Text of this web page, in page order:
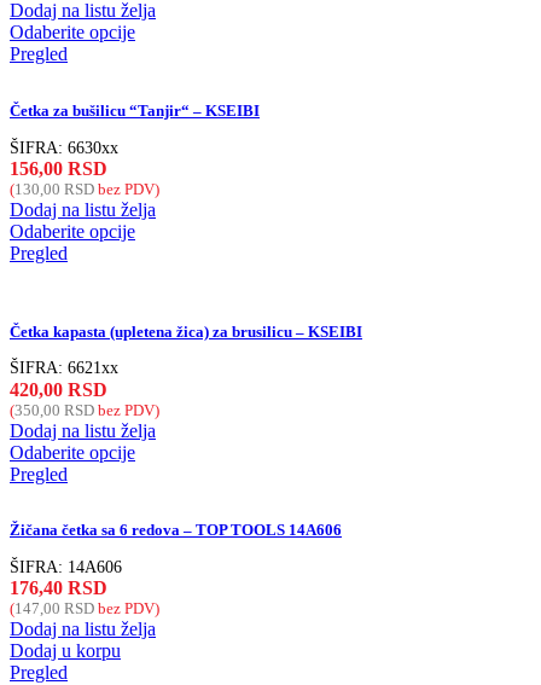
Dodaj na listu želja
Odaberite opcije
Pregled
Četka za bušilicu “Tanjir“ – KSEIBI
ŠIFRA: 6630xx
156,00 RSD
(130,00 RSD bez PDV)
Dodaj na listu želja
Odaberite opcije
Pregled
Četka kapasta (upletena žica) za brusilicu – KSEIBI
ŠIFRA: 6621xx
420,00 RSD
(350,00 RSD bez PDV)
Dodaj na listu želja
Odaberite opcije
Pregled
Žičana četka sa 6 redova – TOP TOOLS 14A606
ŠIFRA: 14A606
176,40 RSD
(147,00 RSD bez PDV)
Dodaj na listu želja
Dodaj u korpu
Pregled